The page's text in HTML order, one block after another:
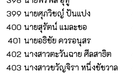
399 นายศุภวิชญ์ ปันแปง
400 นายสุรัตน์ แมละชอ
401 นายอธิชัย ควรอนุสร
402 นางสาวตะวันฉาย ศีลสาธิต
403 นางสาวขวัญจิรา หนึ่งชัชวาล